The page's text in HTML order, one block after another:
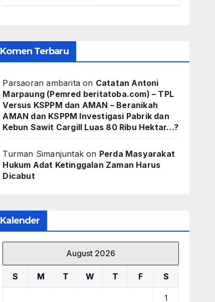
Komen Terbaru
Parsaoran ambaritaon Catatan Antoni
Marpaung (Pemred beritatoba.com) – TPL
Versus KSPPM dan AMAN – Beranikah
AMAN dan KSPPM Investigasi Pabrik dan
Kebun Sawit Cargill Luas 80 Ribu Hektar…?
Turman Simanjuntakon Perda Masyarakat
Hukum Adat Ketinggalan Zaman Harus
Dicabut
Kalender
August 2026
S M T W T F S
1